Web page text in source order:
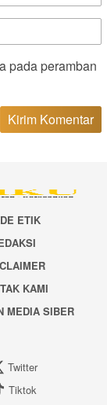
pada peramban
ETIK
KAMI
MEDIA SIBER
Twitter
Tiktok